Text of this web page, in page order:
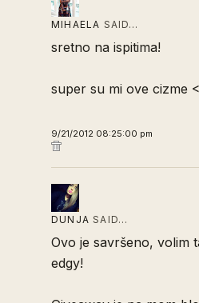
MIHAELA SAID…
sretno na ispitima!
super su mi ove cizme
9/21/2012 08:25:00 pm
DUNJA SAID…
Ovo je savršeno, volim
edgy!